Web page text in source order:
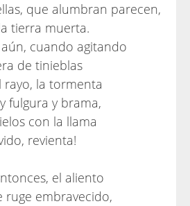
que alumbran parecen,
tierra muerta.
aún, cuando agitando
de tinieblas
la tormenta
fulgura y brama,
con la llama
revienta!
el aliento
ruge embravecido,